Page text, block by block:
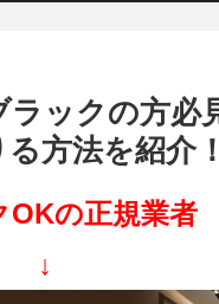
ックの方必
方法を紹介！
OKの正規業者
↓